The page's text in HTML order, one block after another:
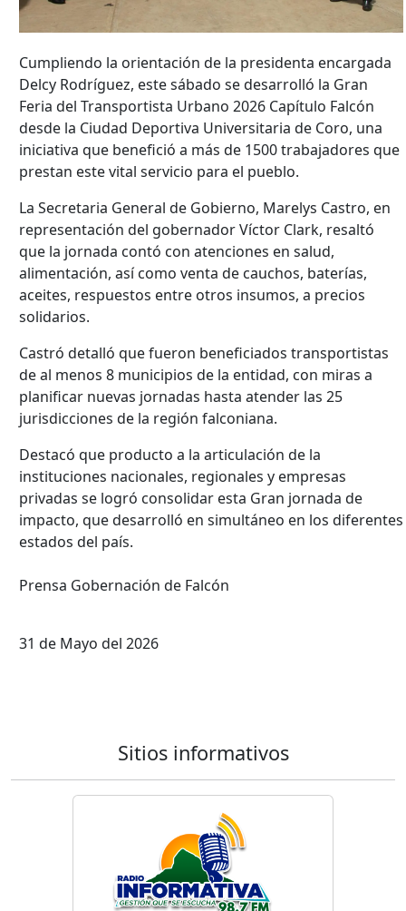
Cumpliendo la orientación de la presidenta encargada
Delcy Rodríguez, este sábado se desarrolló la Gran
Feria del Transportista Urbano 2026 Capítulo Falcón
desde la Ciudad Deportiva Universitaria de Coro, una
iniciativa que benefició a más de 1500 trabajadores que
prestan este vital servicio para el pueblo.
La Secretaria General de Gobierno, Marelys Castro, en
representación del gobernador Víctor Clark, resaltó
que la jornada contó con atenciones en salud,
alimentación, así como venta de cauchos, baterías,
aceites, respuestos entre otros insumos, a precios
solidarios.
Castró detalló que fueron beneficiados transportistas
de al menos 8 municipios de la entidad, con miras a
planificar nuevas jornadas hasta atender las 25
jurisdicciones de la región falconiana.
Destacó que producto a la articulación de la
instituciones nacionales, regionales y empresas
privadas se logró consolidar esta Gran jornada de
impacto, que desarrolló en simultáneo en los diferentes
estados del país.
Prensa Gobernación de Falcón
31 de Mayo del 2026
Sitios informativos